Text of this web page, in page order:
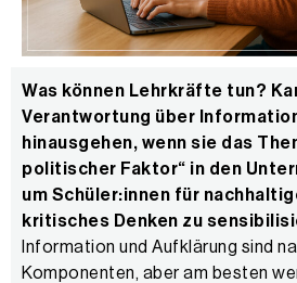
Was können Lehrkräfte tun?
Verantwortung über
hinausgehen, wenn sie das
politischer Faktor“ in den
um Schüler:innen für
kritisches Denken zu
Information und Aufklärung sind
Komponenten, aber am besten